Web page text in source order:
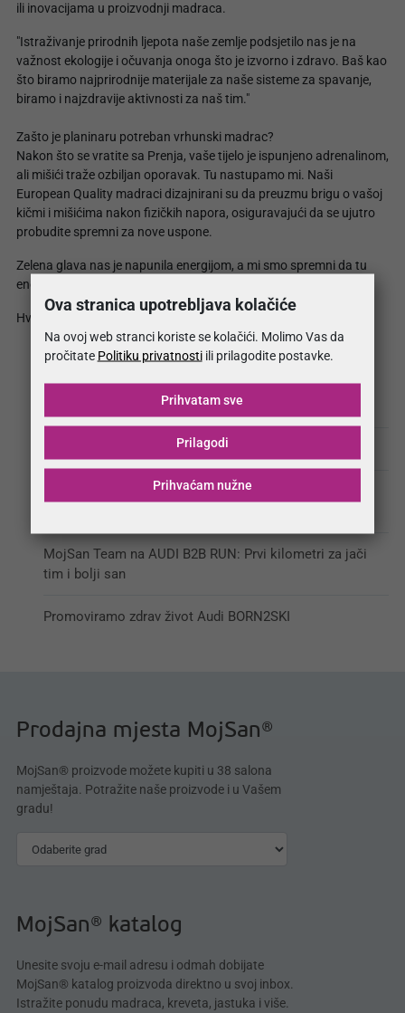
ili inovacijama u proizvodnji madraca.
"Istraživanje prirodnih ljepota naše zemlje podsjetilo nas je na
važnost ekologije i očuvanja onoga što je izvorno i zdravo. Baš kao
što biramo najprirodnije materijale za naše sisteme za spavanje,
biramo i najzdravije aktivnosti za naš tim."
Zašto je planinaru potreban vrhunski madrac?
Nakon što se vratite sa Prenja, vaše tijelo je ispunjeno adrenalinom,
ali mišići traže ozbiljan oporavak. Tu nastupamo mi. Naši
European Quality madraci dizajnirani su da preuzmu brigu o vašoj
kičmi i mišićima nakon fizičkih napora, osiguravajući da se ujutro
probudite spremni za nove uspone.
Zelena glava nas je napunila energijom, a mi smo spremni da tu
energiju prenesemo u svaki vaš san.
Hvala cijeloj ekipi na hrabrosti i zajedništvu. Do sljedećeg vrha!
MojSan madraci stigli na Visočicu
Šta nas je Prenj naučio o zdravlju i snovima?
Virtuozi na terenu i u proizvodnji: MojSan Dream Team
MojSan Team na AUDI B2B RUN: Prvi kilometri za jači
tim i bolji san
Promoviramo zdrav život Audi BORN2SKI
Prodajna mjesta MojSan®
MojSan® proizvode možete kupiti u 38 salona
namještaja. Potražite naše proizvode i u Vašem
gradu!
MojSan® katalog
Unesite svoju e-mail adresu i odmah dobijate
MojSan® katalog proizvoda direktno u svoj inbox.
Istražite ponudu madraca, kreveta, jastuka i više.
Ova stranica upotrebljava kolačiće
Na ovoj web stranci koriste se kolačići. Molimo Vas da
pročitate Politiku privatnostiili prilagodite postavke.
Prihvaćam nužne
Prilagodi
Prihvatam sve